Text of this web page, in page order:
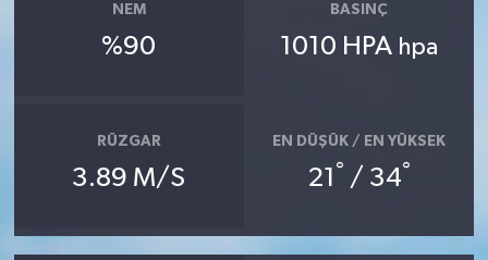
NEM
%90
BASINÇ
1010 HPA hpa
RÜZGAR
3.89 M/S
EN DÜŞÜK / EN YÜKSEK
21 ° / 34°